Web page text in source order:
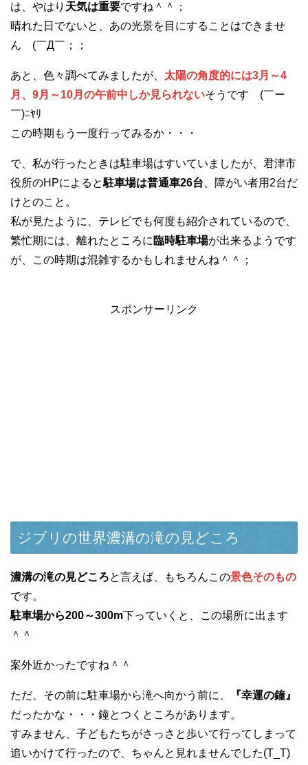
は、やはり 天気は重要ですね＾＾；
晴れた日でないと、あの光景を目にすることはできませ
ん (￣Д￣；；
あと、色々調べてみましたが、 太陽の角度的には3月～4
月、9月～10月の午前中しか見られないそうです (￣ー
￣)ﾆﾔﾘ
この時期もう一度行ってみるか・・・
で、私が行ったときは駐車場はすいていましたが、君津市
役所のHPによると駐車場は普通車26台 、障がい者用2台だ
けとのこと。
私が見たように、テレビでも何度も紹介されているので、
繁忙期には、離れたところに 臨時駐車場が出来るようです
が、この時期は混雑するかもしれませんね＾＾；
スポンサーリンク
ジブリの世界濃溝の滝の見どころ
濃溝の滝の見どころと言えば、もちろんこの景色そのもの
です。
駐車場から200～300m下っていくと、この場所に出ます
＾＾
案外近かったですね＾＾
ただ、その前に駐車場から滝へ向かう前に、
『幸運の鐘』
だったかな・・・鐘とつくところがあります。
すみません、子どもたちがさっさと歩いて行ってしまって
追いかけて行ったので、ちゃんと見れませんでした(T_T)